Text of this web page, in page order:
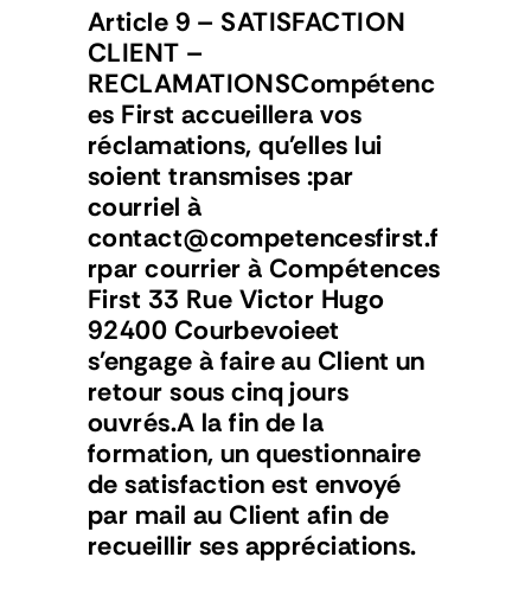
Article 9 – SATISFACTION
CLIENT –
RECLAMATIONSCompétenc
es First accueillera vos
réclamations, qu'elles lui
soient transmises :par
courriel à
contact@competencesfirst.f
rpar courrier à Compétences
First 33 Rue Victor Hugo
92400 Courbevoieet
s'engage à faire au Client un
retour sous cinq jours
ouvrés.A la fin de la
formation, un questionnaire
de satisfaction est envoyé
par mail au Client afin de
recueillir ses appréciations.